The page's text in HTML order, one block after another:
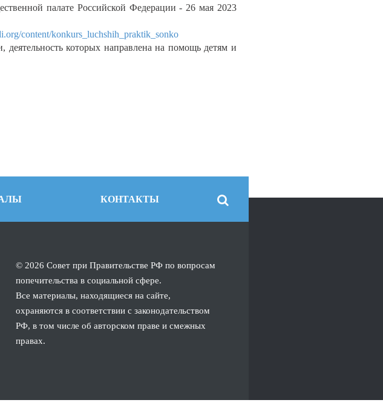
палате Российской Федерации - 26 мая 2023
content/konkurs_luchshih_praktik_sonko
которых направлена на помощь детям и
КОНТАКТЫ
© 2026 Совет при Правительстве РФ по вопросам
попечительства в социальной сфере.
Все материалы, находящиеся на сайте,
охраняются в соответствии с законодательством
РФ, в том числе об авторском праве и смежных
правах.